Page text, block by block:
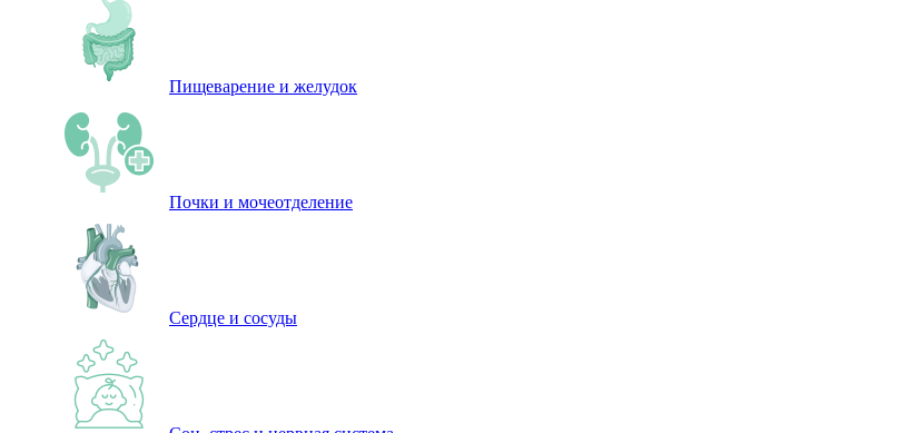
Пищеварение и желудок
Почки и мочеотделение
Сердце и сосуды